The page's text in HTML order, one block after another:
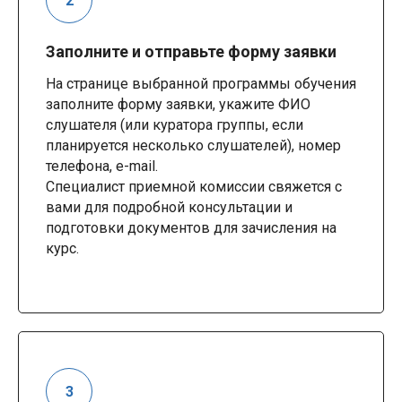
Заполните и отправьте форму заявки
На странице выбранной программы обучения
заполните форму заявки, укажите ФИО
слушателя (или куратора группы, если
планируется несколько слушателей), номер
телефона, e-mail.
Специалист приемной комиссии свяжется с
вами для подробной консультации и
подготовки документов для зачисления на
курс.